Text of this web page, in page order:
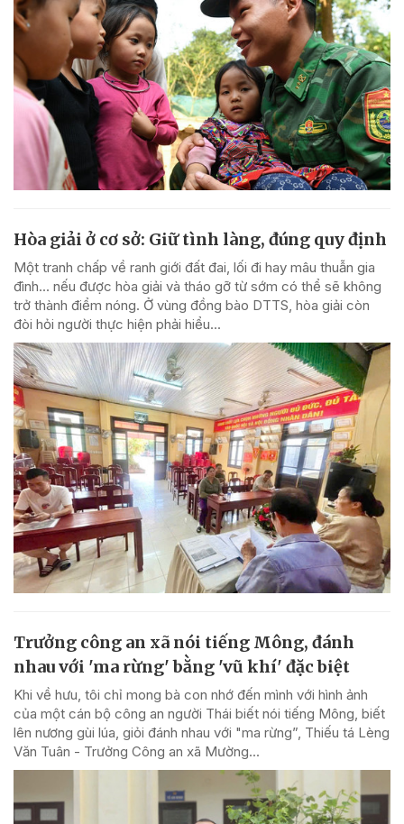
Hòa giải ở cơ sở: Giữ tình làng, đúng quy định
Một tranh chấp về ranh giới đất đai, lối đi hay mâu thuẫn gia
đình... nếu được hòa giải và tháo gỡ từ sớm có thể sẽ không
trở thành điểm nóng. Ở vùng đồng bào DTTS, hòa giải còn
đòi hỏi người thực hiện phải hiểu...
Trưởng công an xã nói tiếng Mông, đánh
nhau với 'ma rừng' bằng 'vũ khí' đặc biệt
Khi về hưu, tôi chỉ mong bà con nhớ đến mình với hình ảnh
của một cán bộ công an người Thái biết nói tiếng Mông, biết
lên nương gùi lúa, giỏi đánh nhau với "ma rừng”, Thiếu tá Lèng
Văn Tuân - Trưởng Công an xã Mường...